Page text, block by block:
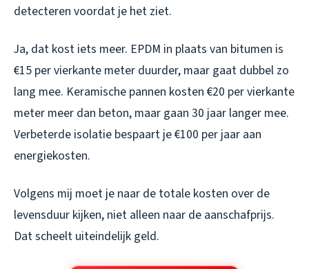
detecteren voordat je het ziet.
Ja, dat kost iets meer. EPDM in plaats van bitumen is
€15 per vierkante meter duurder, maar gaat dubbel zo
lang mee. Keramische pannen kosten €20 per vierkante
meter meer dan beton, maar gaan 30 jaar langer mee.
Verbeterde isolatie bespaart je €100 per jaar aan
energiekosten.
Volgens mij moet je naar de totale kosten over de
levensduur kijken, niet alleen naar de aanschafprijs.
Dat scheelt uiteindelijk geld.